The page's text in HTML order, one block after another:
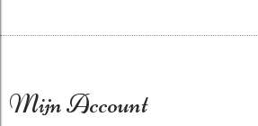
Mijn Account